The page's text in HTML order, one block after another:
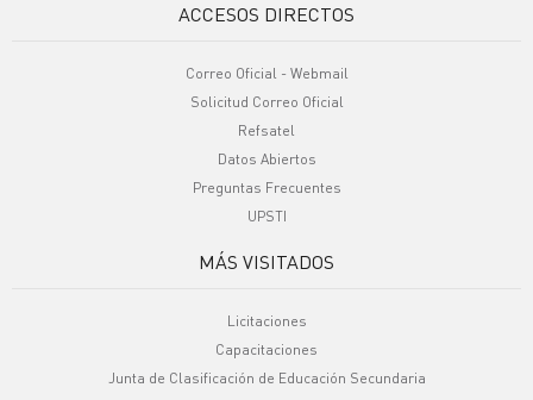
ACCESOS DIRECTOS
Correo Oficial - Webmail
Solicitud Correo Oficial
Refsatel
Datos Abiertos
Preguntas Frecuentes
UPSTI
MÁS VISITADOS
Licitaciones
Capacitaciones
Junta de Clasificación de Educación Secundaria